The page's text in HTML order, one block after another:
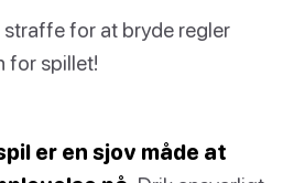
for at bryde regler
for spillet!
er en sjov måde at